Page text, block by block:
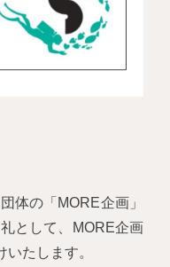
体の「MORE企画」
として、MORE企画
たします。